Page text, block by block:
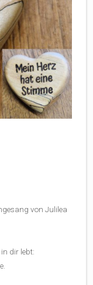
von Julilea
dir lebt: